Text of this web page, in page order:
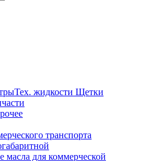
Тех. жидкости Щетки
транспорта
масла для коммерческой